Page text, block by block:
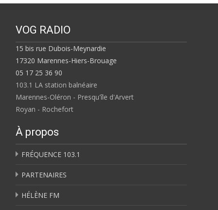
VOG RADIO
15 bis rue Dubois-Meynardie
17320 Marennes-Hiers-Brouage
05 17 25 36 90
103.1 LA station balnéaire
Marennes-Oléron - Presqu'île d'Arvert
Royan - Rochefort
À propos
FRÉQUENCE 103.1
PARTENAIRES
HÉLÈNE FM